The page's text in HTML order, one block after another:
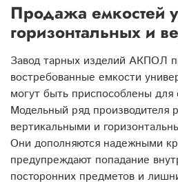
Продажа емкостей
горизонтальных и
Завод тарных изделий АКПОЛ
востребованные емкости
могут быть приспособлены
Модельный ряд производителя
вертикальными и
Они дополняются надежными
предупреждают попадание
посторонних предметов и